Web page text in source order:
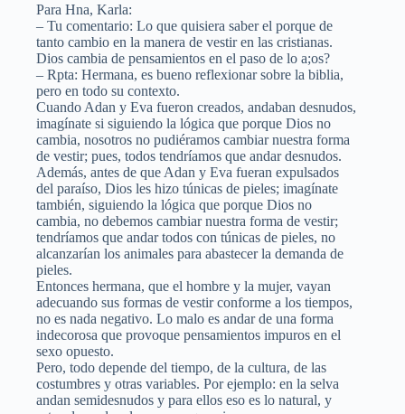
Para Hna, Karla:
– Tu comentario: Lo que quisiera saber el porque de
tanto cambio en la manera de vestir en las cristianas.
Dios cambia de pensamientos en el paso de lo a;os?
– Rpta: Hermana, es bueno reflexionar sobre la biblia,
pero en todo su contexto.
Cuando Adan y Eva fueron creados, andaban desnudos,
imagínate si siguiendo la lógica que porque Dios no
cambia, nosotros no pudiéramos cambiar nuestra forma
de vestir; pues, todos tendríamos que andar desnudos.
Además, antes de que Adan y Eva fueran expulsados
del paraíso, Dios les hizo túnicas de pieles; imagínate
también, siguiendo la lógica que porque Dios no
cambia, no debemos cambiar nuestra forma de vestir;
tendríamos que andar todos con túnicas de pieles, no
alcanzarían los animales para abastecer la demanda de
pieles.
Entonces hermana, que el hombre y la mujer, vayan
adecuando sus formas de vestir conforme a los tiempos,
no es nada negativo. Lo malo es andar de una forma
indecorosa que provoque pensamientos impuros en el
sexo opuesto.
Pero, todo depende del tiempo, de la cultura, de las
costumbres y otras variables. Por ejemplo: en la selva
andan semidesnudos y para ellos eso es lo natural, y